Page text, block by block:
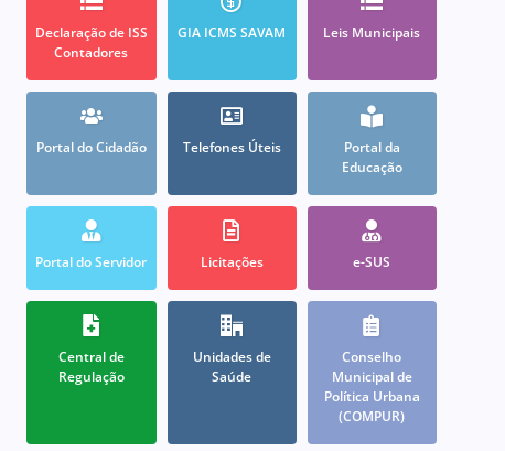
Declaração de ISS
Contadores
GIA ICMS SAVAM Leis Municipais
Portal do Cidadão Telefones Úteis
Portal da
Educação
Portal do Servidor Licitações e-SUS
Central de
Regulação
Unidades de
Saúde
Conselho
Municipal de
Política Urbana
(COMPUR)